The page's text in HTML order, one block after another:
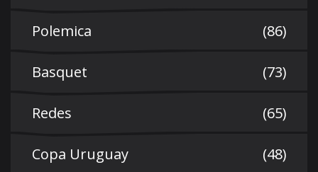
Polemica (86)
Basquet (73)
Redes (65)
Copa Uruguay (48)